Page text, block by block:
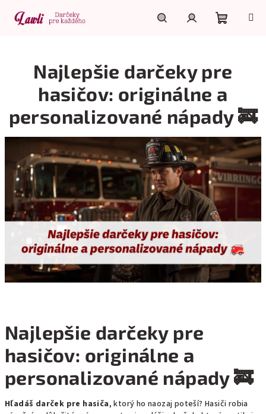
obsah
košík
Najlepšie darčeky pre
hasičov: originálne a
personalizované nápady 🚒
Najlepšie darčeky pre
hasičov: originálne a
personalizované nápady 🚒
Hľadáš darček pre hasiča, ktorý ho naozaj poteší? Hasiči robia